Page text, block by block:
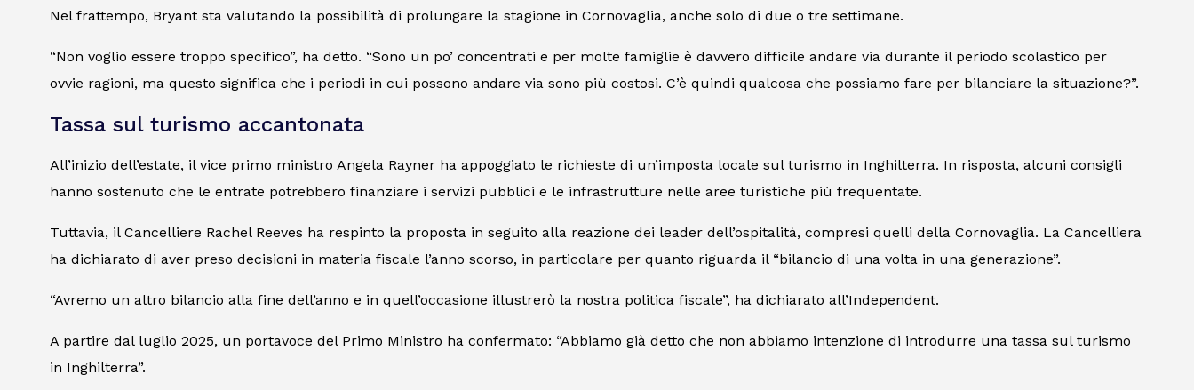
Nel frattempo, Bryant sta valutando la possibilità di prolungare la stagione in Cornovaglia, anche solo di due o tre settimane.
“Non voglio essere troppo specifico”, ha detto. “Sono un po’ concentrati e per molte famiglie è davvero difficile andare via durante il periodo scolastico per
ovvie ragioni, ma questo significa che i periodi in cui possono andare via sono più costosi. C’è quindi qualcosa che possiamo fare per bilanciare la situazione?”.
Tassa sul turismo accantonata
All’inizio dell’estate, il vice primo ministro Angela Rayner ha appoggiato le richieste di un’imposta locale sul turismo in Inghilterra. In risposta, alcuni consigli
hanno sostenuto che le entrate potrebbero finanziare i servizi pubblici e le infrastrutture nelle aree turistiche più frequentate.
Tuttavia, il Cancelliere Rachel Reeves ha respinto la proposta in seguito alla reazione dei leader dell’ospitalità, compresi quelli della Cornovaglia. La Cancelliera
ha dichiarato di aver preso decisioni in materia fiscale l’anno scorso, in particolare per quanto riguarda il “bilancio di una volta in una generazione”.
“Avremo un altro bilancio alla fine dell’anno e in quell’occasione illustrerò la nostra politica fiscale”, ha dichiarato all’Independent.
A partire dal luglio 2025, un portavoce del Primo Ministro ha confermato: “Abbiamo già detto che non abbiamo intenzione di introdurre una tassa sul turismo
in Inghilterra”.